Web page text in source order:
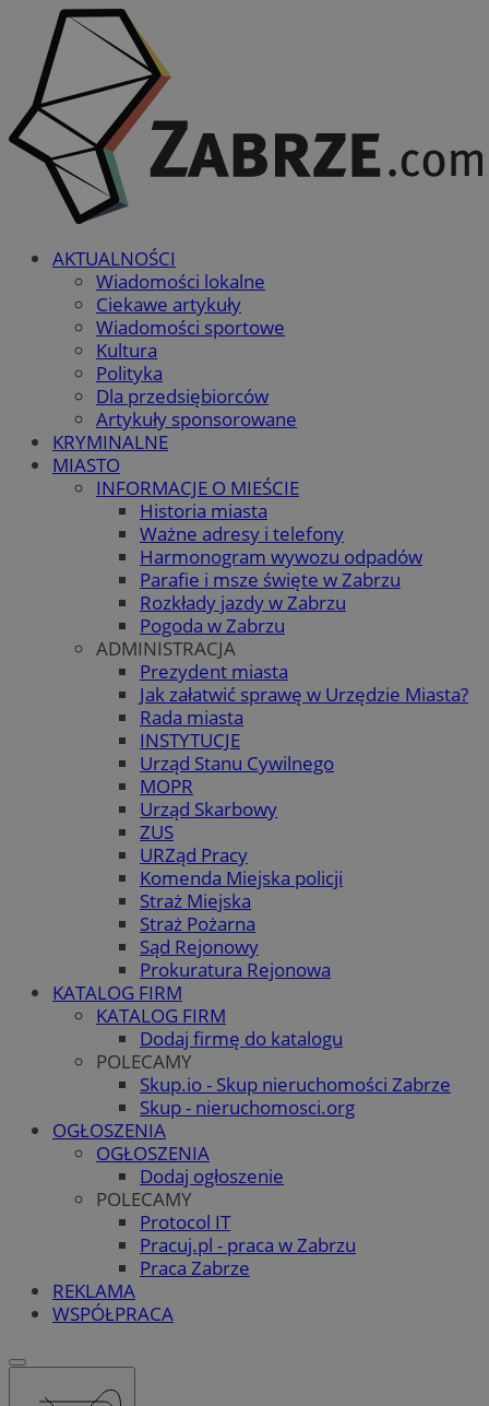
AKTUALNOŚCI
Wiadomości lokalne
Ciekawe artykuły
Wiadomości sportowe
Kultura
Polityka
Dla przedsiębiorców
Artykuły sponsorowane
KRYMINALNE
MIASTO
INFORMACJE O MIEŚCIE
Historia miasta
Ważne adresy i telefony
Harmonogram wywozu odpadów
Parafie i msze święte w Zabrzu
Rozkłady jazdy w Zabrzu
Pogoda w Zabrzu
ADMINISTRACJA
Prezydent miasta
Jak załatwić sprawę w Urzędzie Miasta?
Rada miasta
INSTYTUCJE
Urząd Stanu Cywilnego
MOPR
Urząd Skarbowy
ZUS
URZąd Pracy
Komenda Miejska policji
Straż Miejska
Straż Pożarna
Sąd Rejonowy
Prokuratura Rejonowa
KATALOG FIRM
KATALOG FIRM
Dodaj firmę do katalogu
POLECAMY
Skup.io - Skup nieruchomości Zabrze
Skup - nieruchomosci.org
OGŁOSZENIA
OGŁOSZENIA
Dodaj ogłoszenie
POLECAMY
Protocol IT
Pracuj.pl - praca w Zabrzu
Praca Zabrze
REKLAMA
WSPÓŁPRACA